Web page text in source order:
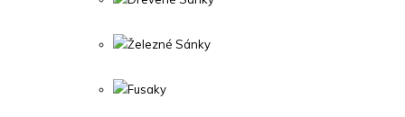
Železné Sánky
Fusaky